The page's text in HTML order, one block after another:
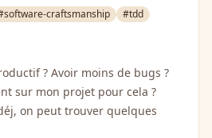
craftsmanship
#tdd
? Avoir moins de bugs ?
sur mon projet pour cela ?
on peut trouver quelques